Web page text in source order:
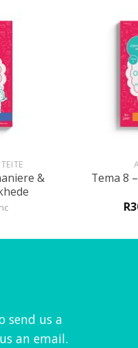
&
Tema 8
R
send us a
an email.